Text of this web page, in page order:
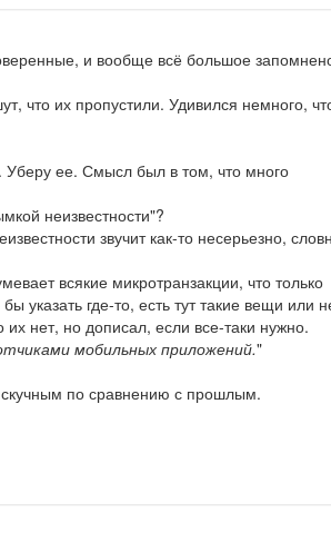
и вообще всё большое
что их пропустили. Удивился немного,
Уберу ее. Смысл был в том, что много
неизвестности"?
звучит как-то несерьезно,
всякие микротранзакции, что только
указать где-то, есть тут такие вещи или
нет, но дописал, если все-таки нужно.
мобильных приложений."
скучным по сравнению с прошлым.